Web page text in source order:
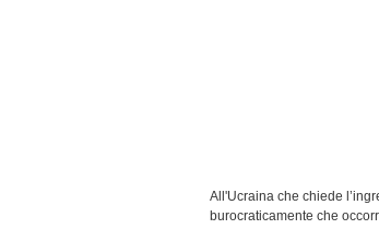
All'Ucraina che chiede
burocraticamente che